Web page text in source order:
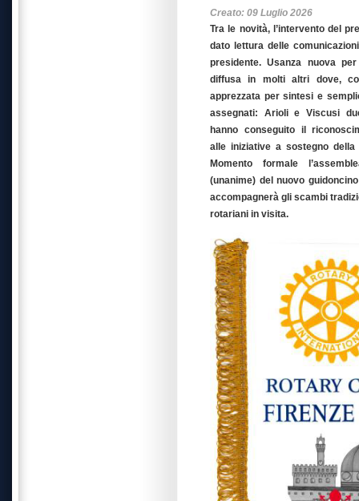
Creato: 09 Luglio 2026
Tra le novità, l’intervento del
dato lettura delle
presidente. Usanza nuova
diffusa in molti altri dove,
apprezzata per sintesi e
assegnati: Arioli e Viscusi
hanno conseguito il
alle iniziative a sostegno della
Momento formale
(unanime) del nuovo
accompagnerà gli scambi
rotariani in visita.